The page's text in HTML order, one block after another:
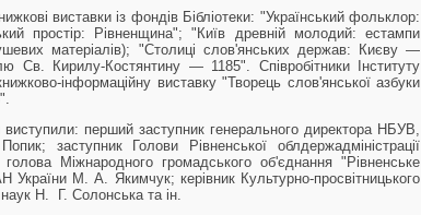
виставки із фондів Бібліотеки: "Український фольклор:
простір: Рівненщина"; "Київ древній молодий: естампи
матеріалів); "Столиці слов'янських держав: Києву —
Св. Кирилу-Костянтину — 1185". Співробітники Інституту
інформаційну виставку "Творець слов'янської азбуки
перший заступник генерального директора НБУВ,
заступник Голови Рівненської облдержадміністрації
Міжнародного громадського об'єднання "Рівненське
М. А. Якимчук; керівник Культурно-просвітницького
Н. Г. Солонська та ін.